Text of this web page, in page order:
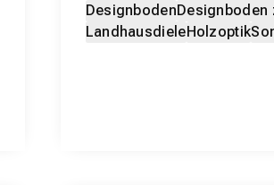
DesignbodenDesignboden
LandhausdieleHolzoptik